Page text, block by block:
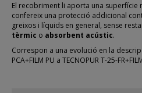
El recobriment li aporta una superfície
confereix una protecció addicional
greixos i líquids en general, sense
tèrmic o absorbent acústic.
Correspon a una evolució en la
PCA+FILM PU a TECNOPUR T-25-